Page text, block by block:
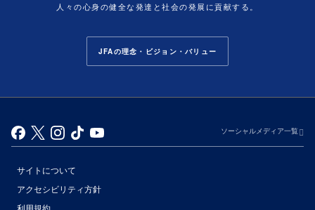
人々の心身の健全な発達と社会の発展に貢献する。
JFAの理念・ビジョン・バリュー
ソーシャルメディア一覧
サイトについて
アクセシビリティ方針